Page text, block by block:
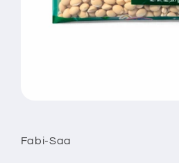
in
modal
Fabi-Saa